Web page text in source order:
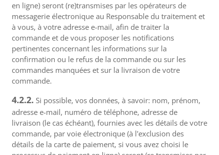
en ligne) seront (re)transmises par les opérateurs de
messagerie électronique au Responsable du traitement et
à vous, à votre adresse e-mail, afin de traiter la
commande et de vous proposer les notifications
pertinentes concernant les informations sur la
confirmation ou le refus de la commande ou sur les
commandes manquées et sur la livraison de votre
commande.
4.2.2. Si possible, vos données, à savoir: nom, prénom,
adresse e-mail, numéro de téléphone, adresse de
livraison (le cas échéant), fournies avec les détails de votre
commande, par voie électronique (à l'exclusion des
détails de la carte de paiement, si vous avez choisi le